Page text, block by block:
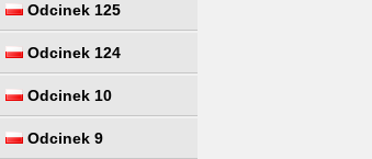
Odcinek 125
Odcinek 124
Odcinek 10
Odcinek 9